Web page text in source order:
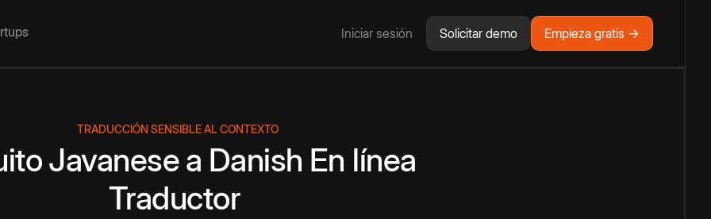
Iniciar sesión Solicitar demo Empieza gratis →
TRADUCCIÓN SENSIBLE AL CONTEXTO
Javanesea Danish En línea
Traductor